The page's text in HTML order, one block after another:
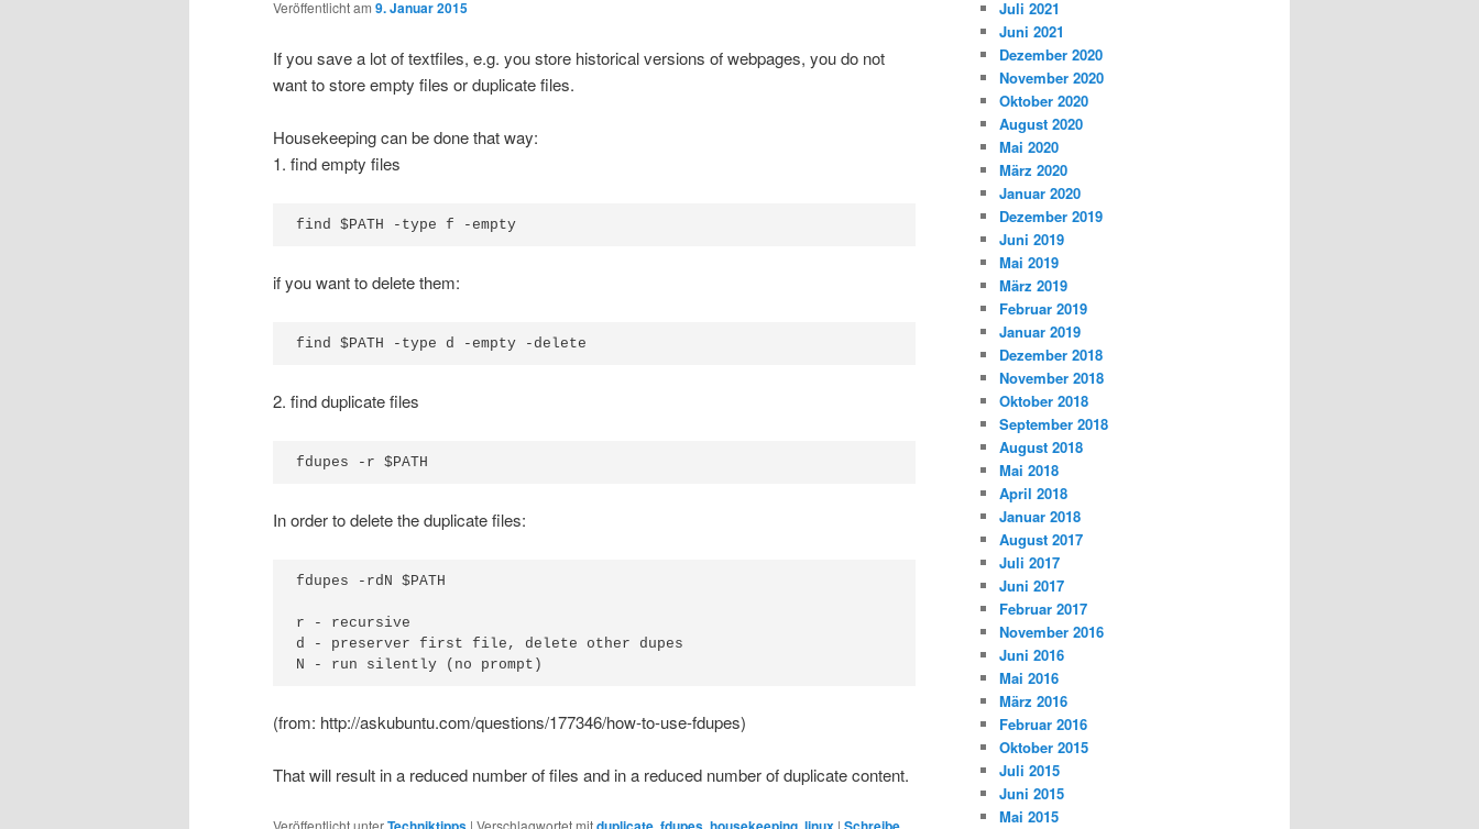
Veröffentlicht am 9. Januar 2015
If you save a lot of textfiles, e.g. you store historical versions of webpages, you do not
want to store empty files or duplicate files.
Housekeeping can be done that way:
1. find empty files
if you want to delete them:
2. find duplicate files
In order to delete the duplicate files:
fdupes -rdN $PATH
r - recursive
d - preserver first file, delete other dupes
(from: http://askubuntu.com/questions/177346/how-to-use-fdupes)
That will result in a reduced number of files and in a reduced number of duplicate content.
Veröffentlicht unter | Verschlagwortet mit , , , |
Juli 2021
Juni 2021
Dezember 2020
November 2020
Oktober 2020
August 2020
Mai 2020
März 2020
Januar 2020
Dezember 2019
Juni 2019
Mai 2019
März 2019
Februar 2019
Januar 2019
Dezember 2018
November 2018
Oktober 2018
September 2018
August 2018
Mai 2018
April 2018
Januar 2018
August 2017
Juli 2017
Juni 2017
Februar 2017
November 2016
Juni 2016
Mai 2016
März 2016
Februar 2016
Oktober 2015
Juli 2015
Juni 2015
Mai 2015